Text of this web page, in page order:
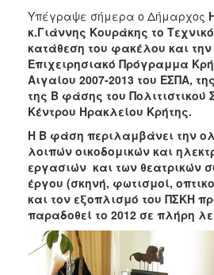
2013
2012
2011
2010
2006
ΤΟΠΟΣ
ΠΟΛΙΤΙΣΜΟΣ
Υπέγραψε σήμερα ο Δήμαρχος
κ.Γιάννης Κουράκης το
κατάθεση του φακέλου και την
Επιχειρησιακό Πρόγραμμα
Αιγαίου 2007-2013 του ΕΣΠΑ,
της Β φάσης του Πολιτιστικού
Κέντρου Ηρακλείου Κρήτης.
Η Β φάση περιλαμβάνει την
λοιπών οικοδομικών και
εργασιών και των θεατρικών
έργου (σκηνή, φωτισμοί,
και τον εξοπλισμό του ΠΣΚΗ
παραδοθεί το 2012 σε πλήρη